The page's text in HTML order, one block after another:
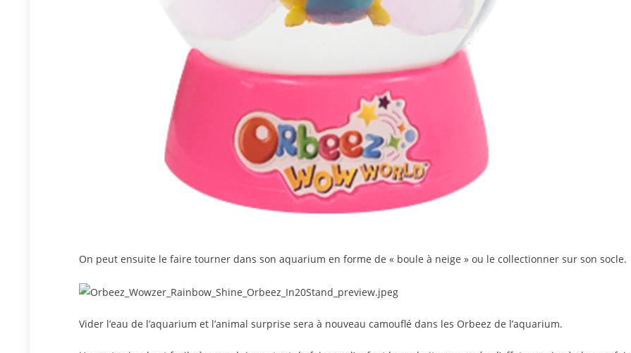
On peut ensuite le faire tourner dans son aquarium en forme de « boule à neige » ou le collectionner sur son socle.
Vider l’eau de l’aquarium et l’animal surprise sera à nouveau camouflé dans les Orbeez de l’aquarium.